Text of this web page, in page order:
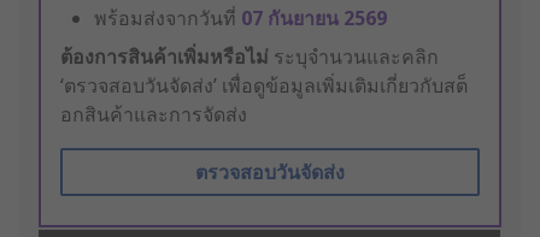
พร้อมส่งจากวันที่ 07 กันยายน 2569
ต้องการสินค้าเพิ่มหรือไม่ ระบุจำนวนและคลิก
‘ตรวจสอบวันจัดส่ง’ เพื่อดูข้อมูลเพิ่มเติมเกี่ยวกับสต็
อกสินค้าและการจัดส่ง
ตรวจสอบวันจัดส่ง